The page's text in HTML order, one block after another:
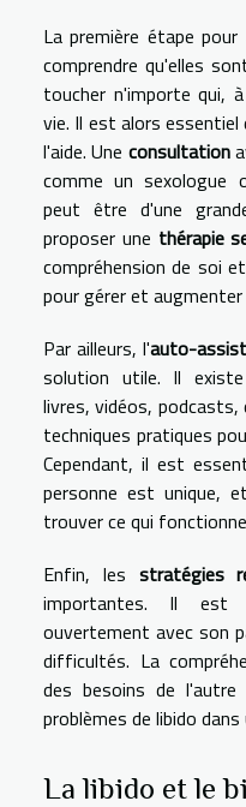
La première étape
comprendre qu'elles
toucher n'importe qui,
vie. Il est alors
l'aide. Une consultation
comme un sexologue
peut être d'une
proposer une thérapie
compréhension de soi
pour gérer et augmenter
Par ailleurs, l'auto-
solution utile. Il existe
livres, vidéos,
techniques pratiques
Cependant, il est
personne est unique,
trouver ce qui
Enfin, les stratégies
importantes. Il est
ouvertement avec son
difficultés. La
des besoins de
problèmes de libido
La libido et le